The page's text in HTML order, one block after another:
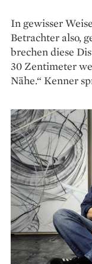
In gewisser
Betrachter also,
brechen diese
30 Zentimeter
Nähe.“ Kenner